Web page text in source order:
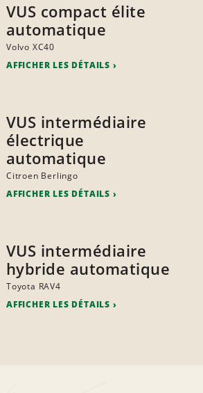
VUS compact élite
automatique
Volvo XC40
AFFICHER LES DÉTAILS
VUS intermédiaire
électrique
automatique
Citroen Berlingo
AFFICHER LES DÉTAILS
VUS intermédiaire
hybride automatique
Toyota RAV4
AFFICHER LES DÉTAILS